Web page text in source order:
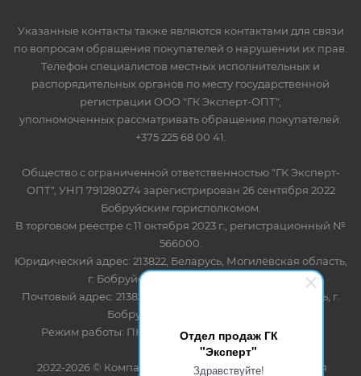
Отдел продаж ГК
"Эксперт"
Здравствуйте!
Указанные контакты также являются контактами для связи
по вопросам обращения покупателей о нарушении их прав.
Телефон специалистов местных исполнительных и
распорядительных органов по месту государственной
регистрации ООО "ГК Эксперт-ОПТ",
уполномоченных рассматривать обращения покупателей:
+375 225 68 00 41.
Общество с ограниченной ответственностью "ГК Эксперт-
ОПТ", УНП 791280274 зарегистрирован 26 сентября 2022
Бобруйским горисполкомом.
В торговом реестре с 11 октября 2023 г., регистрационный №
566000.
Юридический адрес: 213822, Беларусь, Могилёвская область,
г. Бобруйск, ул. Лынькова 85 пом 7
Почтовый адрес: 213822, Беларусь, Могилёвская область, г.
Бобруйск, ул. Лынькова, 85
Режим работы: ПН-ПТ 8.30-17.00, СБ-ВС - выходной
2022-2026 © Компания "Эксперт" - оптово-розничная